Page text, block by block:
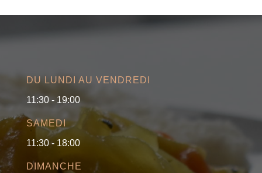
DU LUNDI AU VENDREDI
11:30 - 19:00
SAMEDI
11:30 - 18:00
DIMANCHE